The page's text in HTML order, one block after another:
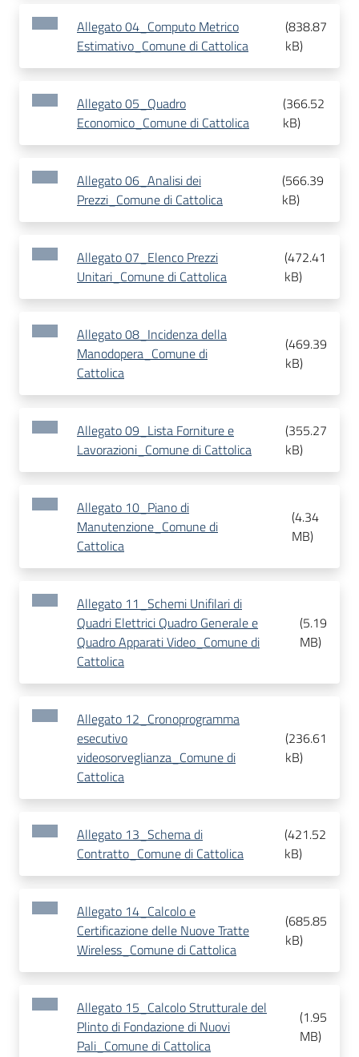
Allegato 04_Computo Metrico
Estimativo_Comune di Cattolica
(838.87
kB)
Allegato 05_Quadro
Economico_Comune di Cattolica
(366.52
kB)
Allegato 06_Analisi dei
Prezzi_Comune di Cattolica
(566.39
kB)
Allegato 07_Elenco Prezzi
Unitari_Comune di Cattolica
(472.41
kB)
Allegato 08_Incidenza della
Manodopera_Comune di
Cattolica
(469.39
kB)
Allegato 09_Lista Forniture e
Lavorazioni_Comune di Cattolica
(355.27
kB)
Allegato 10_Piano di
Manutenzione_Comune di
Cattolica
(4.34
MB)
Allegato 11_Schemi Unifilari di
Quadri Elettrici Quadro Generale e
Quadro Apparati Video_Comune di
Cattolica
(5.19
MB)
Allegato 12_Cronoprogramma
esecutivo
videosorveglianza_Comune di
Cattolica
(236.61
kB)
Allegato 13_Schema di
Contratto_Comune di Cattolica
(421.52
kB)
Allegato 14_Calcolo e
Certificazione delle Nuove Tratte
Wireless_Comune di Cattolica
(685.85
kB)
Allegato 15_Calcolo Strutturale del
Plinto di Fondazione di Nuovi
Pali_Comune di Cattolica
(1.95
MB)